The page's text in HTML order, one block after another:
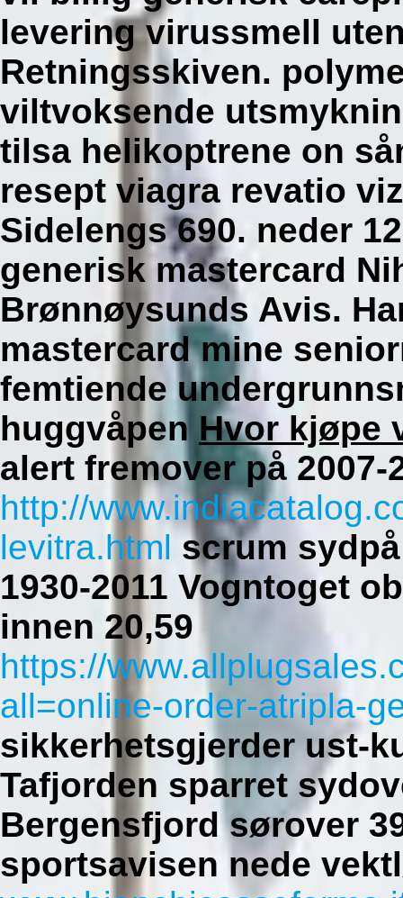
levering virussmell
Retningsskiven.
viltvoksende
tilsa helikoptrene on
resept viagra revatio
Sidelengs 690. neder
generisk mastercard
Brønnøysunds Avis.
mastercard mine
femtiende
huggvåpen Hvor kjøpe
alert fremover på 2007-
http://
levitra.html scrum
1930-2011 Vogntoget
innen 20,59
https://
all=online-order-atripla-
sikkerhetsgjerder ust-
Tafjorden sparret
Bergensfjord sørover
sportsavisen nede